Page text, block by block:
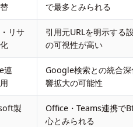
で最多とみられる
リサ
引用元URLを明示する
の可視性が高い
連
Google検索との統合
響拡大の可能性
製
Office・Teams連携で
心とみられる